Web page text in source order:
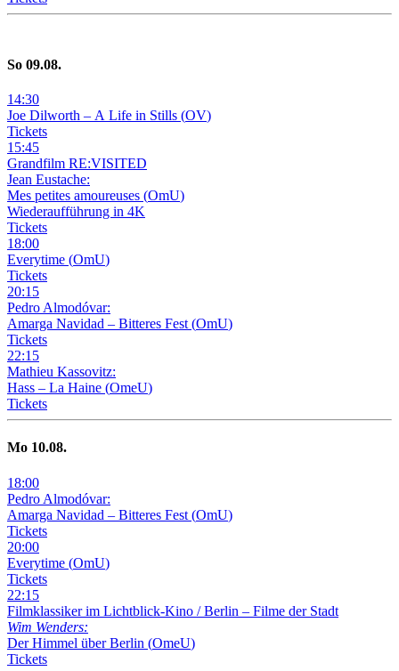
So 09.08.
14:30
Joe Dilworth – A Life in Stills (OV)
Tickets
15:45
Grandfilm RE:VISITED
Jean Eustache:
Mes petites amoureuses (OmU)
Wiederaufführung in 4K
Tickets
18:00
Everytime (OmU)
Tickets
20:15
Pedro Almodóvar:
Amarga Navidad – Bitteres Fest (OmU)
Tickets
22:15
Mathieu Kassovitz:
Hass – La Haine (OmeU)
Tickets
Mo 10.08.
18:00
Pedro Almodóvar:
Amarga Navidad – Bitteres Fest (OmU)
Tickets
20:00
Everytime (OmU)
Tickets
22:15
Filmklassiker im Lichtblick-Kino /Berlin – Filme der Stadt
Wim Wenders:
Der Himmel über Berlin (OmeU)
Tickets